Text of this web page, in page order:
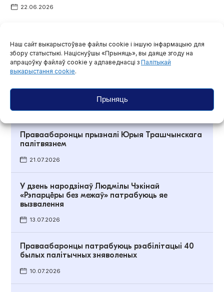
Наш сайт выкарыстоўвае файлы cookie і іншую інфармацыю для
збору статыстыкі. Націснуўшы «Прыняць», вы даяце згоду на
апрацоўку файлаў cookie у адпаведнасці з Палітыкай
выкарыстання cookie.
Прыняць
22.06.2026
Заявы БАЖ і партнёраў Усе матэрыялы
МФЖ і ЕФЖ патрабуюць спыніць пераслед
Праваабаронцы прызналі Юрыя Трашчынскага
палітвязнем
21.07.2026
У дзень народзінаў Людмілы Чэкінай
«Рэпарцёры без межаў» патрабуюць яе
вызвалення
13.07.2026
Праваабаронцы патрабуюць рэабілітацыі 40
былых палітычных зняволеных
10.07.2026